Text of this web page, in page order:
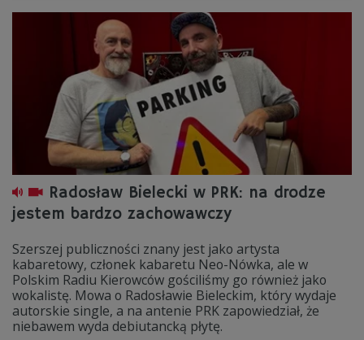
Radosław Bielecki w PRK: na drodze
jestem bardzo zachowawczy
Szerszej publiczności znany jest jako artysta
kabaretowy, członek kabaretu Neo-Nówka, ale w
Polskim Radiu Kierowców gościliśmy go również jako
wokalistę. Mowa o Radosławie Bieleckim, który wydaje
autorskie single, a na antenie PRK zapowiedział, że
niebawem wyda debiutancką płytę.